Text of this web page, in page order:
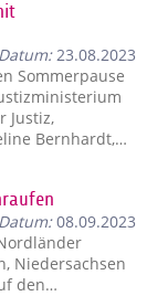
Datum:23.08.2023
Sommerpause
Justiz,
Bernhardt,…
Datum:08.09.2023
Niedersachsen
den…